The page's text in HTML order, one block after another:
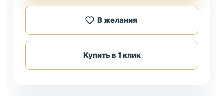
В желания
Купить в 1 клик